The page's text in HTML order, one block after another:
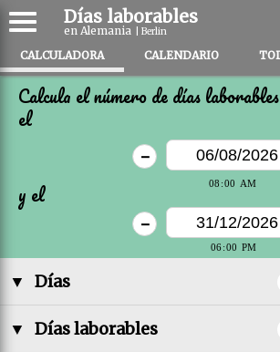
Días laborables
en Alemania | Berlin
CALCULADORA CALENDARIO
Calcula el número de días
el
-
y el
-
▼ Días
▼ Días laborables